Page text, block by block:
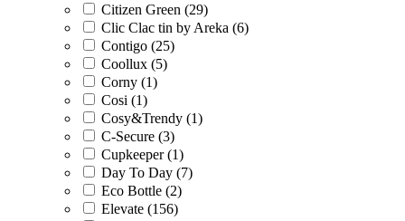
Citizen Green (29)
Clic Clac tin by Areka (6)
Contigo (25)
Coollux (5)
Corny (1)
Cosi (1)
Cosy&Trendy (1)
C-Secure (3)
Cupkeeper (1)
Day To Day (7)
Eco Bottle (2)
Elevate (156)